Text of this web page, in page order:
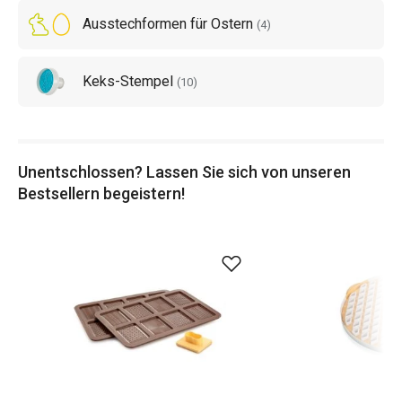
Ausstechformen für Ostern (4)
Keks-Stempel (10)
Unentschlossen? Lassen Sie sich von unseren
Bestsellern begeistern!